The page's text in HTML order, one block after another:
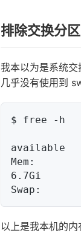
排除交换分
我本以为是系统
几乎没有使用到
$ free -h
available
Mem:
6.7Gi
以上是我本机的